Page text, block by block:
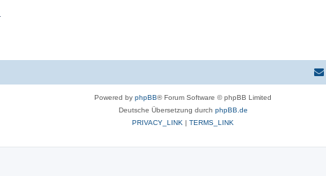
Powered by phpBB® Forum Software © phpBB Limited
Deutsche Übersetzung durch phpBB.de
PRIVACY_LINK | TERMS_LINK